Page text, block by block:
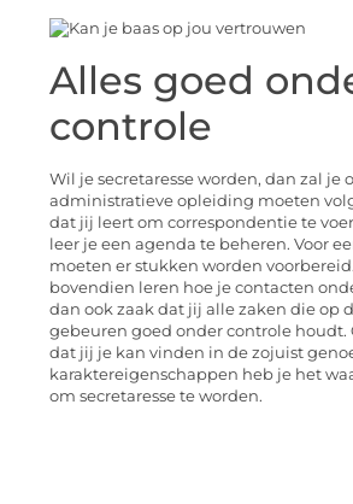
Alles goed
controle
Wil je secretaresse worden, dan zal je
administratieve opleiding moeten
dat jij leert om correspondentie te
leer je een agenda te beheren. Voor
moeten er stukken worden
bovendien leren hoe je contacten
dan ook zaak dat jij alle zaken die op
gebeuren goed onder controle
dat jij je kan vinden in de zojuist
karaktereigenschappen heb je het
om secretaresse te worden.